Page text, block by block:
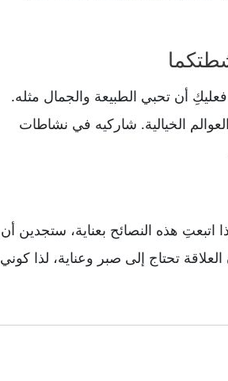
أن تحبي الطبيعة والجمال مثله.
الخيالية. شاركيه في نشاطات
اتبعتِ هذه النصائح بعناية، ستجدين أن
تحتاج إلى صبر وعناية، لذا كوني